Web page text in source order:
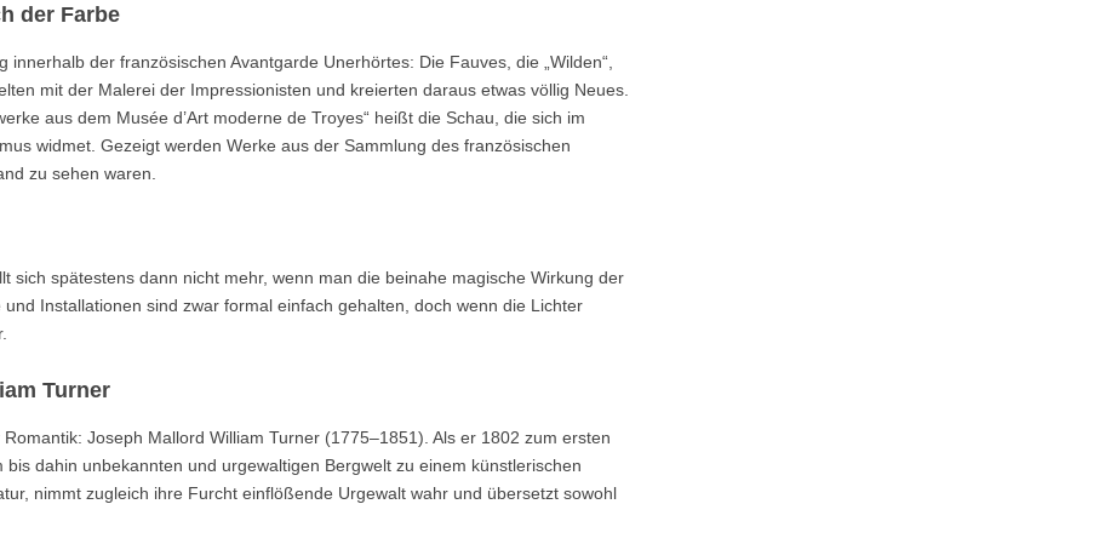
der Farbe
der französischen Avantgarde Unerhörtes: Die Fauves, die „Wilden“,
mit der Malerei der Impressionisten und kreierten daraus etwas völlig Neues.
aus dem Musée d’Art moderne de Troyes“ heißt die Schau, die sich im
widmet. Gezeigt werden Werke aus der Sammlung des französischen
zu sehen waren.
sich spätestens dann nicht mehr, wenn man die beinahe magische Wirkung der
Installationen sind zwar formal einfach gehalten, doch wenn die Lichter
Turner
Joseph Mallord William Turner (1775–1851). Als er 1802 zum ersten
dahin unbekannten und urgewaltigen Bergwelt zu einem künstlerischen
nimmt zugleich ihre Furcht einflößende Urgewalt wahr und übersetzt sowohl